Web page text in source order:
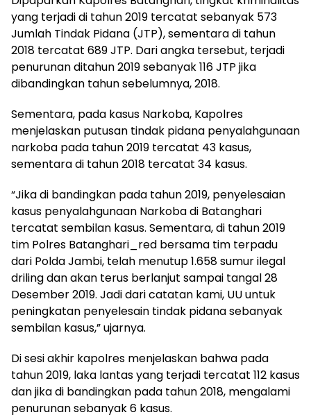
yang terjadi di tahun 2019 tercatat sebanyak 573
Jumlah Tindak Pidana (JTP), sementara di tahun
2018 tercatat 689 JTP. Dari angka tersebut, terjadi
penurunan ditahun 2019 sebanyak 116 JTP jika
dibandingkan tahun sebelumnya, 2018.
Sementara, pada kasus Narkoba, Kapolres
menjelaskan putusan tindak pidana penyalahgunaan
narkoba pada tahun 2019 tercatat 43 kasus,
sementara di tahun 2018 tercatat 34 kasus.
“Jika di bandingkan pada tahun 2019, penyelesaian
kasus penyalahgunaan Narkoba di Batanghari
tercatat sembilan kasus. Sementara, di tahun 2019
tim Polres Batanghari_red bersama tim terpadu
dari Polda Jambi, telah menutup 1.658 sumur ilegal
driling dan akan terus berlanjut sampai tangal 28
Desember 2019. Jadi dari catatan kami, UU untuk
peningkatan penyelesain tindak pidana sebanyak
sembilan kasus,” ujarnya.
Di sesi akhir kapolres menjelaskan bahwa pada
tahun 2019, laka lantas yang terjadi tercatat 112 kasus
dan jika di bandingkan pada tahun 2018, mengalami
penurunan sebanyak 6 kasus.